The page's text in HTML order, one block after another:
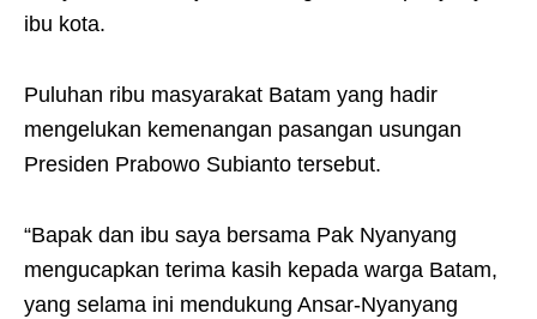
ibu kota.
Puluhan ribu masyarakat Batam yang hadir
mengelukan kemenangan pasangan usungan
Presiden Prabowo Subianto tersebut.
“Bapak dan ibu saya bersama Pak Nyanyang
mengucapkan terima kasih kepada warga Batam,
yang selama ini mendukung Ansar-Nyanyang